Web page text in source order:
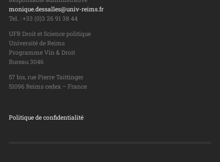
monique.dessalles@univ-reims.fr
Tel. : +33 (0)3 26 91 38 44
UFR Droit et Science politique
Université de Reims
Programme Vin & Droit
Bureau 3046
57 bis, rue Pierre Taittinger
51096 Reims cedex – France
Politique de confidentialité